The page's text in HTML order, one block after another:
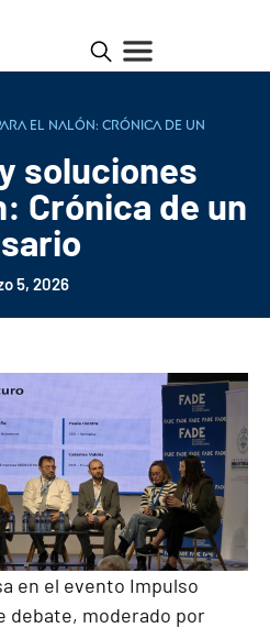
el Nalón: Crónica de un
soluciones
Crónica de un
5, 2026
en el evento Impulso
debate, moderado por